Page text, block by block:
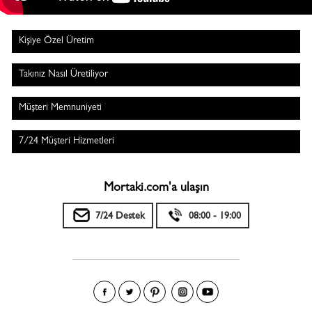
Kişiye Özel Üretim
Takınız Nasıl Üretiliyor
Müşteri Memnuniyeti
7/24 Müşteri Hizmetleri
Mortaki.com'a ulaşın
7/24 Destek 08:00 - 19:00